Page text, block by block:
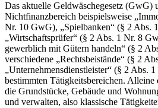
Das aktuelle Geldwäschegesetz (GwG)
Nichtfinanzbereich beispielsweise
Nr. 10 GwG), „Spielbanken“ (§ 2 Abs.
„Wirtschaftsprüfer“ (§ 2 Abs. 1 Nr. 8
gewerblich mit Gütern handeln“ (§ 2
verschiedene „Rechtsbeistände“ (§ 2
„Unternehmensdienstleister“ (§ 2 Abs.
bestimmten Tätigkeitsbereichen. Alleine
die Grundstücke, Gebäude und
und verwalten, also klassische